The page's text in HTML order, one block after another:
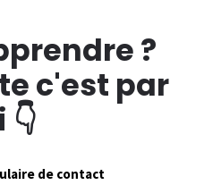
?
c'est par
de contact